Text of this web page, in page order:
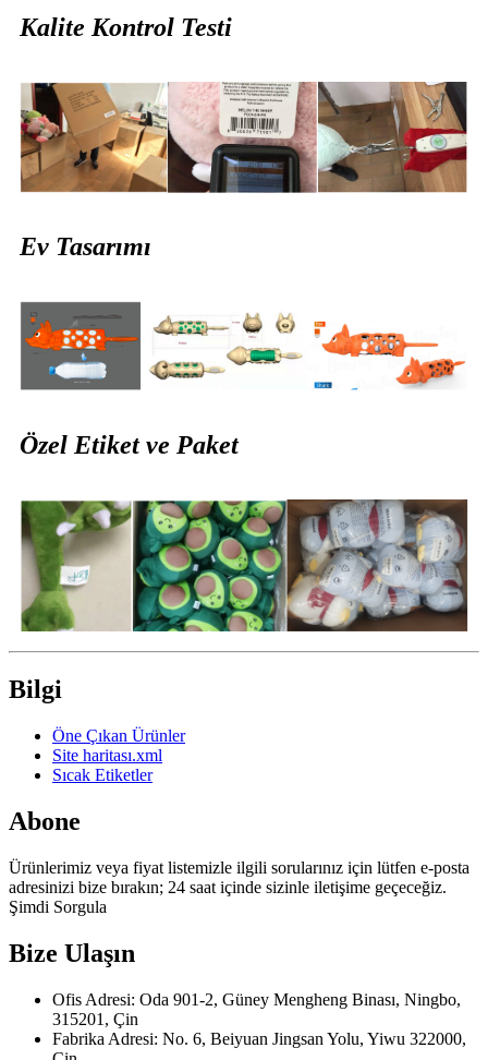
Kalite Kontrol Testi
Ev Tasarımı
Özel Etiket ve Paket
Bilgi
Öne Çıkan Ürünler
Site haritası.xml
Sıcak Etiketler
Abone
Ürünlerimiz veya fiyat listemizle ilgili sorularınız için lütfen e-posta
adresinizi bize bırakın; 24 saat içinde sizinle iletişime geçeceğiz.
Şimdi Sorgula
Bize Ulaşın
Ofis Adresi: Oda 901-2, Güney Mengheng Binası, Ningbo,
315201, Çin
Fabrika Adresi: No. 6, Beiyuan Jingsan Yolu, Yiwu 322000,